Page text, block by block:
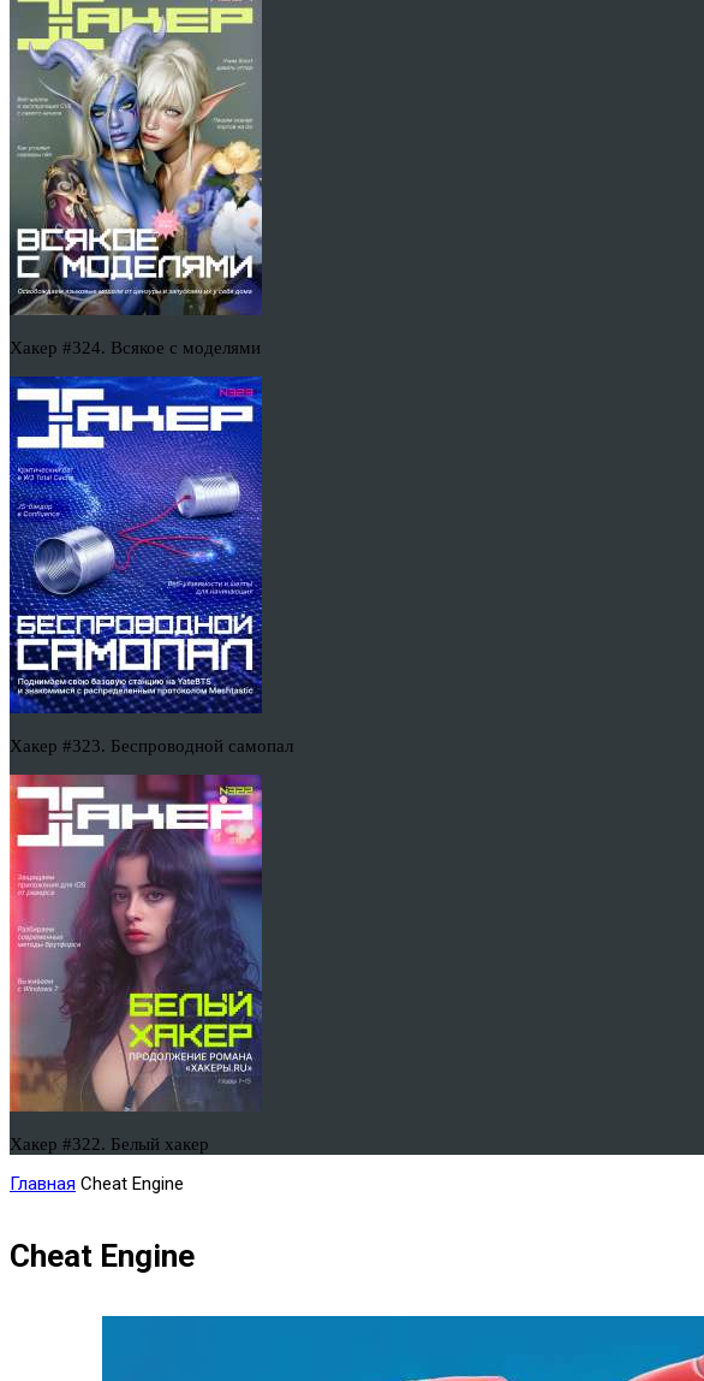
Хакер #324. Всякое с моделями
Хакер #323. Беспроводной самопал
Хакер #322. Белый хакер
Главная Cheat Engine
Cheat Engine